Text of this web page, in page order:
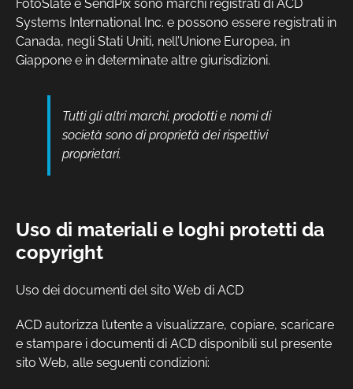
FotoSlate e SendPix sono marchi registrati di ACD
Systems International Inc. e possono essere registrati in
Canada, negli Stati Uniti, nell’Unione Europea, in
Giappone e in determinate altre giurisdizioni.
Tutti gli altri marchi, prodotti e nomi di
società sono di proprietà dei rispettivi
proprietari.
Uso di materiali e loghi protetti da
copyright
Uso dei documenti del sito Web di ACD
ACD autorizza l’utente a visualizzare, copiare, scaricare
e stampare i documenti di ACD disponibili sul presente
sito Web, alle seguenti condizioni: